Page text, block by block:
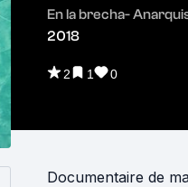
En la brecha-
2018
2 1 0
Documentaire de